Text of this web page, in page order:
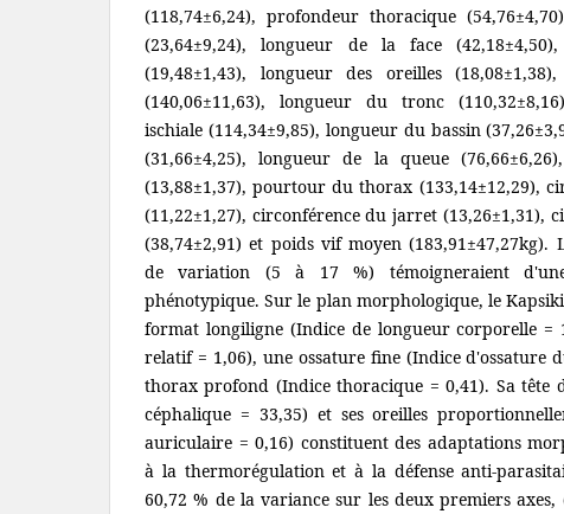
(118,74±6,24), profondeur thoracique
(23,64±9,24), longueur de la face
(19,48±1,43), longueur des oreilles
(140,06±11,63), longueur du tronc
ischiale (114,34±9,85), longueur du bassin
(31,66±4,25), longueur de la queue
(13,88±1,37), pourtour du thorax (133,14±12,29),
(11,22±1,27), circonférence du jarret (13,26±1,31),
(38,74±2,91) et poids vif moyen (183,91±47,27kg).
de variation (5 à 17 %) témoigneraient
phénotypique. Sur le plan morphologique, le
format longiligne (Indice de longueur corporelle =
relatif = 1,06), une ossature fine (Indice d'ossature
thorax profond (Indice thoracique = 0,41). Sa tête
céphalique = 33,35) et ses oreilles
auriculaire = 0,16) constituent des adaptations
à la thermorégulation et à la défense anti-
60,72 % de la variance sur les deux premiers axes,